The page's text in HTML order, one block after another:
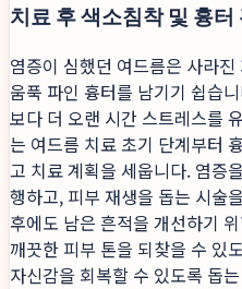
치료 후 색소침착 및 흉터
염증이 심했던 여드름은 사라
움푹 파인 흉터를 남기기 쉽습
보다 더 오랜 시간 스트레스를
는 여드름 치료 초기 단계부터
고 치료 계획을 세웁니다. 염증
행하고, 피부 재생을 돕는 시술
후에도 남은 흔적을 개선하기
깨끗한 피부 톤을 되찾을 수 있
자신감을 회복할 수 있도록 돕